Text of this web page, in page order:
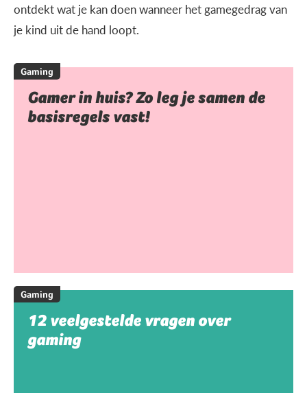
ontdekt wat je kan doen wanneer het gamegedrag van
je kind uit de hand loopt.
Gaming
Gamer in huis? Zo leg je samen de
basisregels vast!
Gaming
12 veelgestelde vragen over
gaming